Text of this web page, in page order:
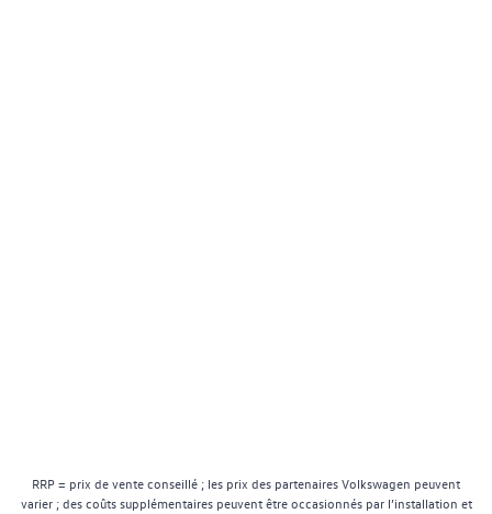
RRP = prix de vente conseillé ; les prix des partenaires Volkswagen peuvent
varier ; des coûts supplémentaires peuvent être occasionnés par l’installation et